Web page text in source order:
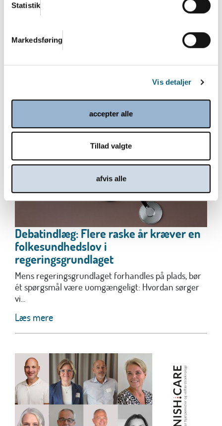
Statistik
Markedsføring
Vis detaljer
accepter alle
Tillad valgte
afvis alle
Bliv klar til et spændende efterår 2026
og start 2027 i Danish.Care
Sommeren er over os, men i Danish.Care-
række store...
Debatindlæg: Flere raske år kræver en
folkesundhedslov i
regeringsgrundlaget
Mens regeringsgrundlaget forhandles på plads, bør
ét spørgsmål være uomgængeligt: Hvordan sørger
vi...
Læs mere